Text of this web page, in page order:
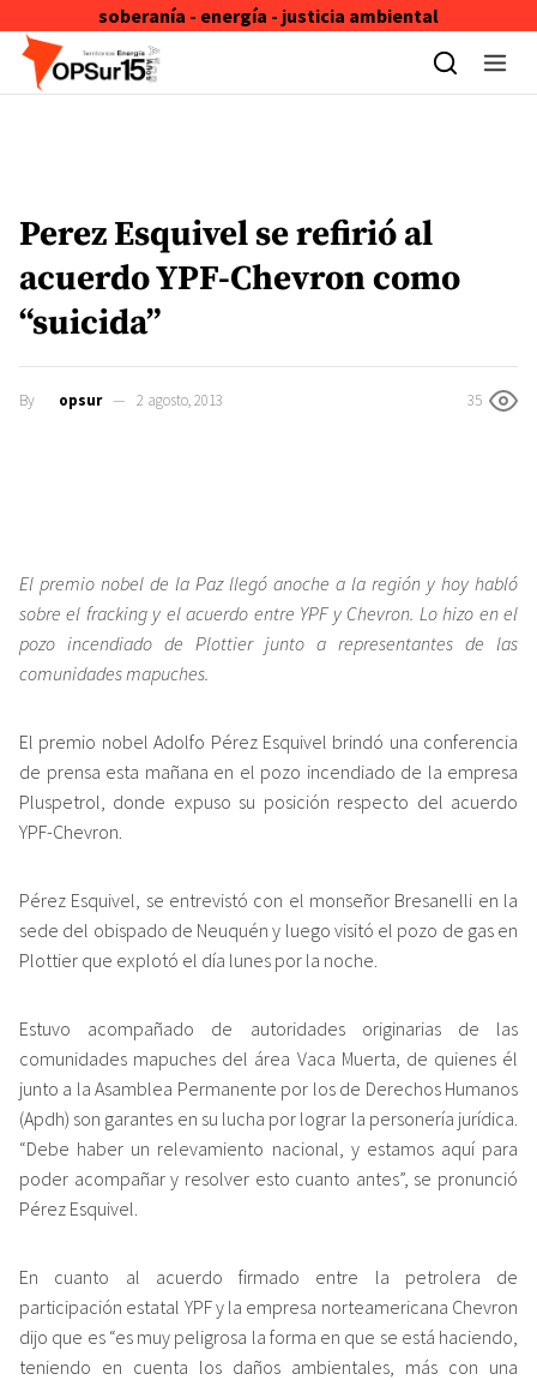
soberanía - energía - justicia ambiental
Skip to content
Perez Esquivel se refirió al
acuerdo YPF-Chevron como
“suicida”
By opsur 2 agosto, 2013 35
El premio nobel de la Paz llegó anoche a la región y hoy habló
sobre el fracking y el acuerdo entre YPF y Chevron. Lo hizo en el
pozo incendiado de Plottier junto a representantes de las
comunidades mapuches.
El premio nobel Adolfo Pérez Esquivel brindó una conferencia
de prensa esta mañana en el pozo incendiado de la empresa
Pluspetrol, donde expuso su posición respecto del acuerdo
YPF-Chevron.
Pérez Esquivel, se entrevistó con el monseñor Bresanelli en la
sede del obispado de Neuquén y luego visitó el pozo de gas en
Plottier que explotó el día lunes por la noche.
Estuvo acompañado de autoridades originarias de las
comunidades mapuches del área Vaca Muerta, de quienes él
junto a la Asamblea Permanente por los de Derechos Humanos
(Apdh) son garantes en su lucha por lograr la personería jurídica.
“Debe haber un relevamiento nacional, y estamos aquí para
poder acompañar y resolver esto cuanto antes”, se pronunció
Pérez Esquivel.
En cuanto al acuerdo firmado entre la petrolera de
participación estatal YPF y la empresa norteamericana Chevron
dijo que es “es muy peligrosa la forma en que se está haciendo,
teniendo en cuenta los daños ambientales, más con una